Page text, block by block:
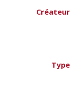
Créateur
Type